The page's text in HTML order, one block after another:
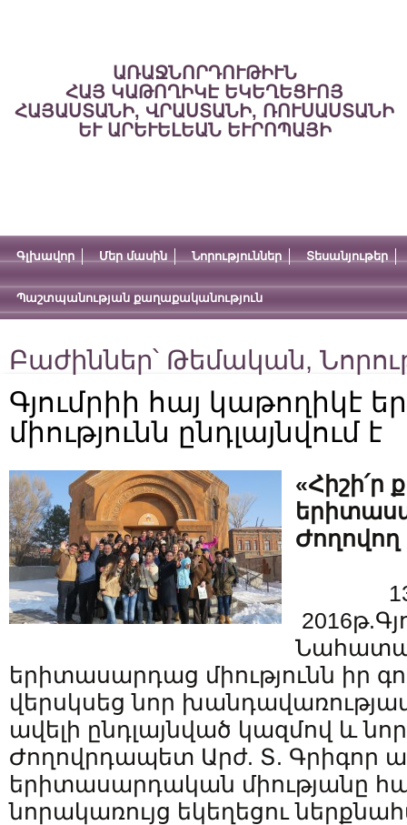
ԱՌԱՋՆՈՐԴՈՒԹԻՒՆ
ՀԱՅ ԿԱԹՈՂԻԿԷ ԵԿԵՂԵՑՒՈՅ
ՀԱՅԱՍՏԱՆԻ, ՎՐԱՍՏԱՆԻ, ՌՈՒՍԱՍՏԱՆԻ
ԵՒ ԱՐԵՒԵԼԵԱՆ ԵՒՐՈՊԱՅԻ
Գլխավոր Մեր մասին Նորություններ Տեսանյութեր
Պաշտպանության քաղաքականություն
Բաժիններ՝ Թեմական,
Գյումրիի հայ կաթողիկէ
միությունն ընդլայնվում է
«Հիշի՛ր
Ժողովող
երիտասարդաց միությունն իր
վերսկսեց նոր
ավելի ընդլայնված կազմով և
Ժողովրդապետ Արժ. Տ. Գրիգոր
երիտասարդական միությանը
նորակառույց եկեղեցու